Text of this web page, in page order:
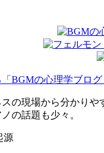
BGMの心理学ブログ
の現場から分かり
の話題も少々。
源